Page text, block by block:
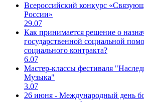
Всероссийский конкурс
России»
29.07
Как принимается решение о
государственной социальной
социального контракта?
6.07
Мастер-классы фестиваля
Музыка"
3.07
26 июня - Международный день